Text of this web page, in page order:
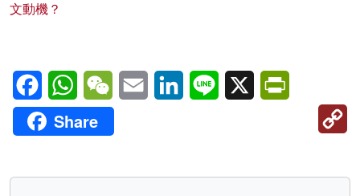
文動機？
FacebookWhatsAppWeChatEmail LinkedInLine X
Share